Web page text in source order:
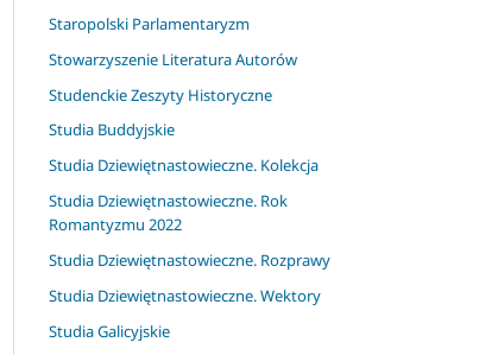
Staropolski Parlamentaryzm
Stowarzyszenie Literatura Autorów
Studenckie Zeszyty Historyczne
Studia Buddyjskie
Studia Dziewiętnastowieczne. Kolekcja
Studia Dziewiętnastowieczne. Rok
Romantyzmu 2022
Studia Dziewiętnastowieczne. Rozprawy
Studia Dziewiętnastowieczne. Wektory
Studia Galicyjskie